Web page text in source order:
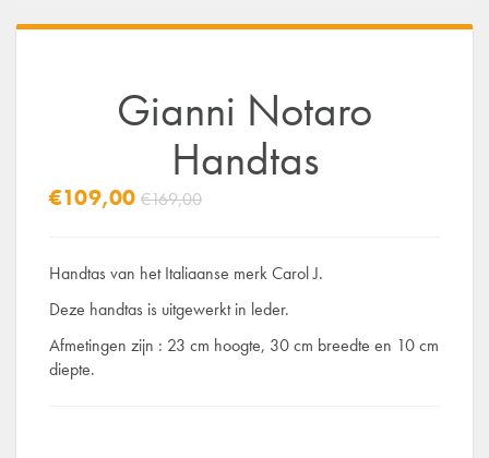
Gianni Notaro
Handtas
€109,00 €169,00
Handtas van het Italiaanse merk Carol J.
Deze handtas is uitgewerkt in leder.
Afmetingen zijn : 23 cm hoogte, 30 cm breedte en 10 cm
diepte.